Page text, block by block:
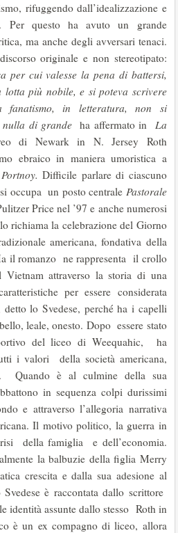
rifuggendo dall’idealizzazione e
Per questo ha avuto un grande
ma anche degli avversari tenaci.
originale e non stereotipato:
per cui valesse la pena di battersi,
lotta più nobile, e si poteva scrivere
fanatismo, in letteratura, non si
nulla di grandeha affermato in La
di Newark in N. Jersey Roth
ebraico in maniera umoristica a
Difficile parlare di ciascuno
occupa un posto centrale Pastorale
Price nel ’97 e anche numerosi
richiama la celebrazione del Giorno
americana, fondativa della
il romanzo ne rappresenta il crollo
attraverso la storia di una
per essere considerata
detto lo Svedese, perché ha i capelli
leale, onesto. Dopo essere stato
del liceo di Weequahic, ha
i valori della società americana,
Quando è al culmine della sua
in sequenza colpi durissimi
e attraverso l’allegoria narrativa
Il motivo politico, la guerra in
della famiglia e dell’economia.
la balbuzie della figlia Merry
crescita e dalla sua adesione al
è raccontata dallo scrittore
identità assunte dallo stesso Roth in
è un ex compagno di liceo, allora